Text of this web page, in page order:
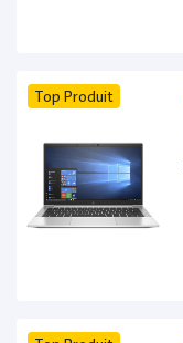
Top Produit